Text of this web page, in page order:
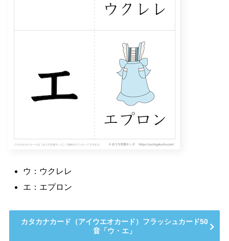
ウ：ウクレレ
エ：エプロン
カタカナカード（アイウエオカード）フラッシュカード50
音「ウ・エ」